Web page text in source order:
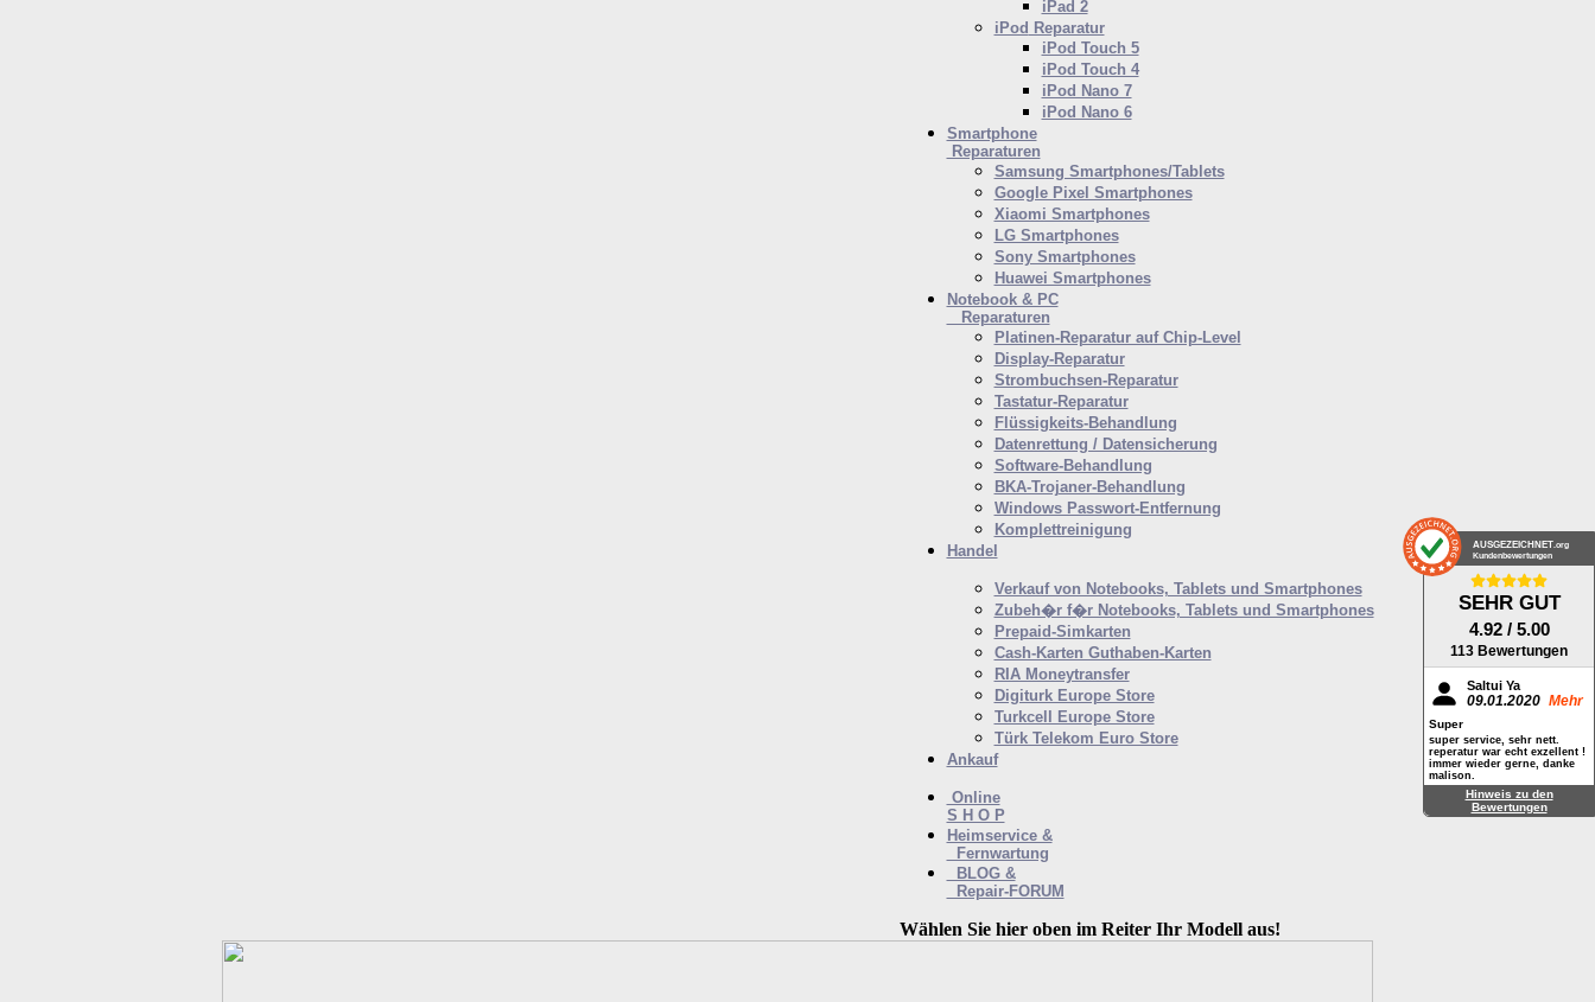
iPad 2
iPod Reparatur
iPod Touch 5
iPod Touch 4
iPod Nano 7
iPod Nano 6
Smartphone
Reparaturen
Samsung Smartphones/Tablets
Google Pixel Smartphones
Xiaomi Smartphones
LG Smartphones
Sony Smartphones
Huawei Smartphones
Notebook & PC
Reparaturen
Platinen-Reparatur auf Chip-Level
Display-Reparatur
Strombuchsen-Reparatur
Tastatur-Reparatur
Flüssigkeits-Behandlung
Datenrettung / Datensicherung
Software-Behandlung
BKA-Trojaner-Behandlung
Windows Passwort-Entfernung
Komplettreinigung
Handel
Verkauf von Notebooks, Tablets und Smartphones
Zubeh�r f�r Notebooks, Tablets und Smartphones
Prepaid-Simkarten
Cash-Karten Guthaben-Karten
RIA Moneytransfer
Digiturk Europe Store
Turkcell Europe Store
Türk Telekom Euro Store
Ankauf
Online
S H O P
Heimservice &
Fernwartung
BLOG &
Repair-FORUM
Wählen Sie hier oben im Reiter Ihr Modell aus!
AUSGEZEICHNET .org
Kundenbewertungen
SEHR GUT
4.92 / 5.00
113 Bewertungen
Saltui Ya
09.01.2020 Mehr
Super
super service, sehr nett.
reperatur war echt exzellent !
immer wieder gerne, danke
malison.
Hinweis zu den
Bewertungen